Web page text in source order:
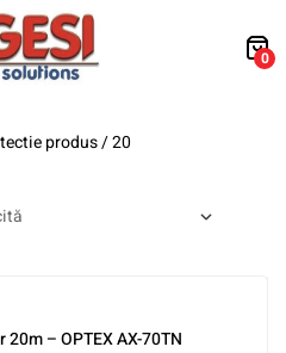
0
produs / 20
– OPTEX AX-70TN